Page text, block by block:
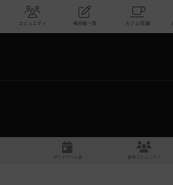
ボードゲーム会 コミュニティ 掲示板一覧
ボ ドゲ ーム コミュニティ